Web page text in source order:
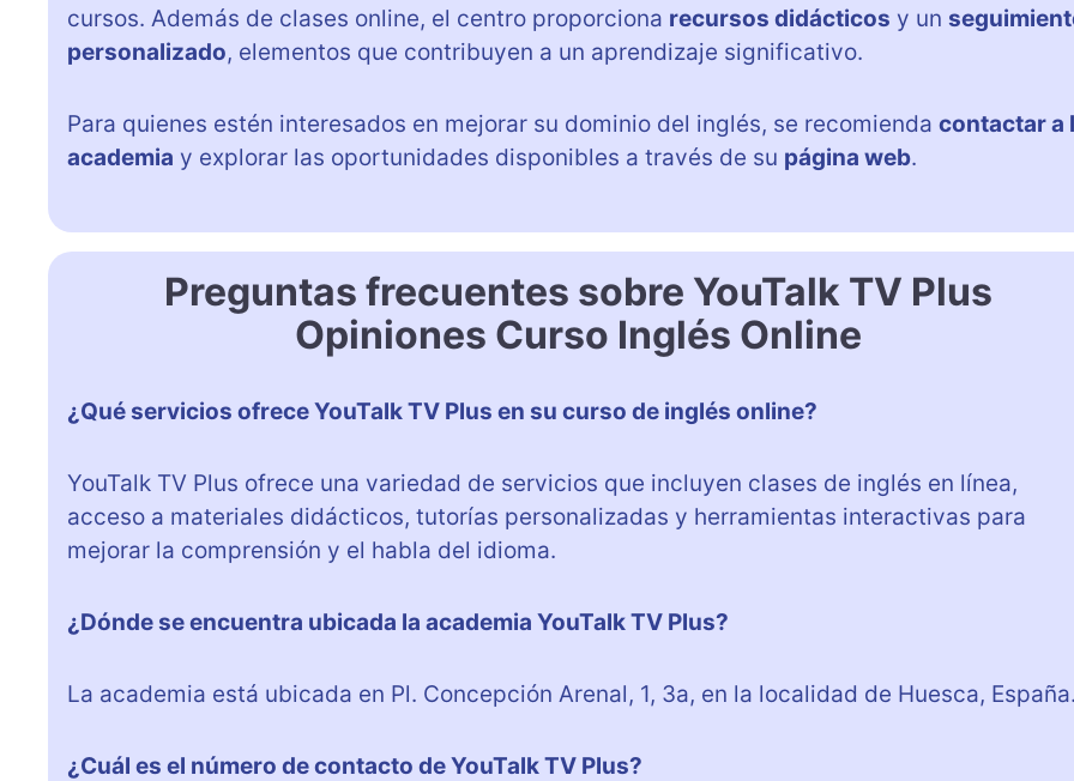
cursos. Además de clases online, el centro proporciona recursos didácticos y un
personalizado, elementos que contribuyen a un aprendizaje significativo.
Para quienes estén interesados en mejorar su dominio del inglés, se recomienda contactar a
academia y explorar las oportunidades disponibles a través de su página web.
Preguntas frecuentes sobre YouTalk TV Plus
Opiniones Curso Inglés Online
¿Qué servicios ofrece YouTalk TV Plus en su curso de inglés online?
YouTalk TV Plus ofrece una variedad de servicios que incluyen clases de inglés en línea,
acceso a materiales didácticos, tutorías personalizadas y herramientas interactivas para
mejorar la comprensión y el habla del idioma.
¿Dónde se encuentra ubicada la academia YouTalk TV Plus?
La academia está ubicada en Pl. Concepción Arenal, 1, 3a, en la localidad de Huesca, España.
¿Cuál es el número de contacto de YouTalk TV Plus?